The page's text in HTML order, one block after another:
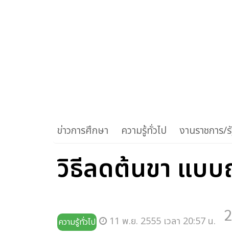
ข่าวการศึกษา ความรู้ทั่วไป งานราชการ
วิธีลดต้นขา แบ
ความรู้ทั่วไป 11 พ.ย. 2555 เวลา 20:57 น.